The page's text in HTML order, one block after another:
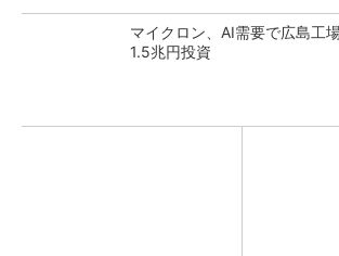
マイクロン、AI需要で広島工
1.5兆円投資